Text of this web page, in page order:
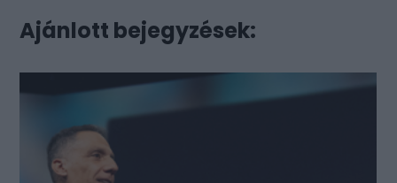
Ajánlott bejegyzések: